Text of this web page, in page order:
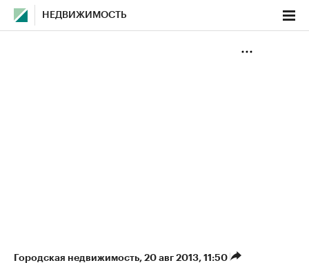
НЕДВИЖИМОСТЬ
Городская недвижимость⁠, 20 авг 2013, 11:50